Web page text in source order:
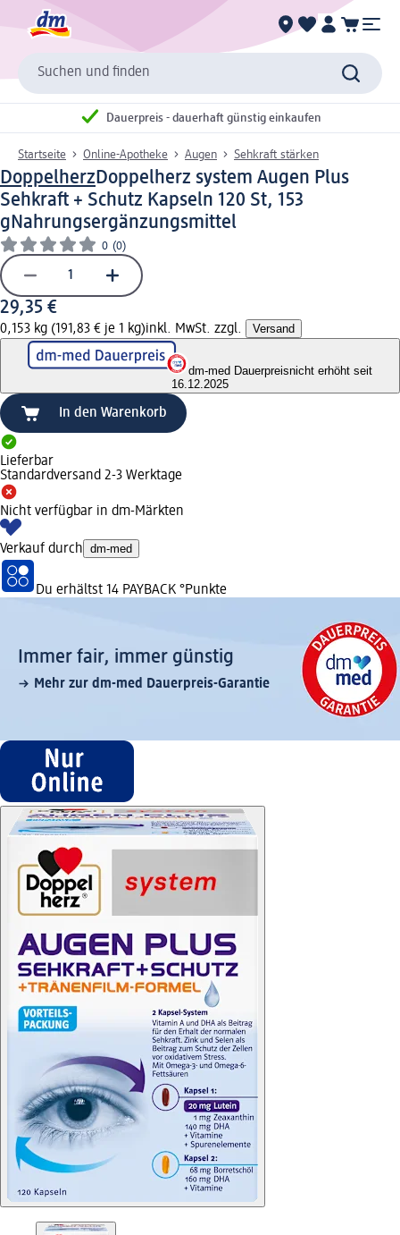
Suchen und finden
Dauerpreis - dauerhaft günstig einkaufen
Startseite Online-Apotheke Augen Sehkraft stärken
DoppelherzDoppelherz system Augen Plus
Sehkraft + Schutz Kapseln 120 St, 153
gNahrungsergänzungsmittel
0 (0)
29,35 €
0,153 kg (191,83 € je 1 kg)inkl. MwSt. zzgl. Versand
dm-med Dauerpreisnicht erhöht seit
16.12.2025
In den Warenkorb
Lieferbar
Standardversand 2-3 Werktage
Nicht verfügbar in dm-Märkten
Verkauf durch dm-med
Du erhältst 14 PAYBACK °Punkte
Immer fair,­ immer günstig
Mehr zur dm-med Dauerpreis-Garantie